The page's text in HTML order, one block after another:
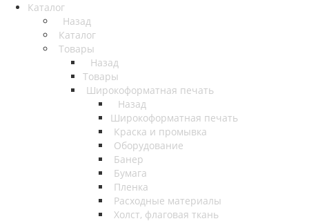
Каталог
Назад
Каталог
Товары
Назад
Товары
Широкоформатная печать
Назад
Широкоформатная печать
Краска и промывка
Оборудование
Банер
Бумага
Пленка
Расходные материалы
Холст, флаговая ткань